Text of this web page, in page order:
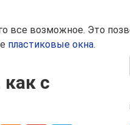
возможное. Это
пластиковые окна.
с